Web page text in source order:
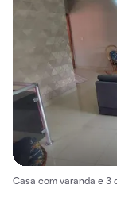
Casa com varanda e 3